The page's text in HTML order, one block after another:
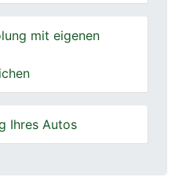
mit eigenen
Ihres Autos